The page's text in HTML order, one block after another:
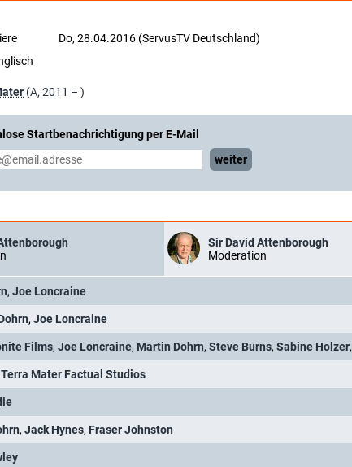
Do, 28.04.2016 (ServusTV Deutschland)
(A, 2011 – )
Startbenachrichtigung per E-Mail
weiter
Sir David Attenborough
Moderation
, Joe Loncraine
, Joe Loncraine
Films, Joe Loncraine, Martin Dohrn, Steve Burns, Sabine Holzer,
Terra Mater Factual Studios
, Jack Hynes, Fraser Johnston